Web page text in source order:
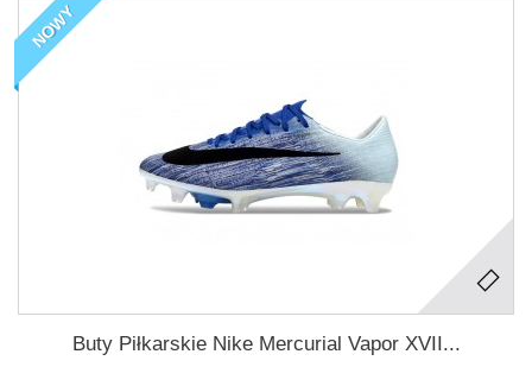
NOWY
Buty Piłkarskie Nike Mercurial Vapor XVII...